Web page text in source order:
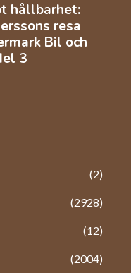
hållbarhet:
resa
Bil och
3
(2)
(2928)
(12)
(2004)